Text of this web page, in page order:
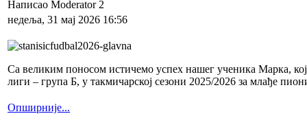
Написао Moderator 2
недеља, 31 мај 2026 16:56
Са великим поносом истичемо успех нашег ученика Марка,
лиги – група Б, у такмичарској сезони 2025/2026 за млађе
Опширније...